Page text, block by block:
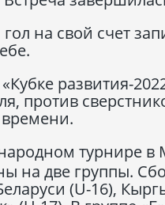
на свой счет
развития-
против
турнире в
на две группы.
(U-16),